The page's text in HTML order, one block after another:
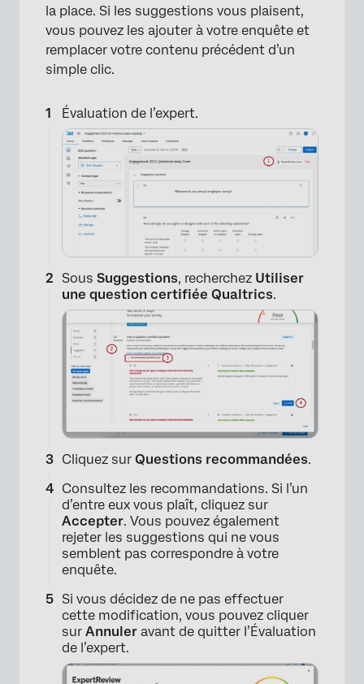
la place. Si les suggestions vous plaisent,
vous pouvez les ajouter à votre enquête et
remplacer votre contenu précédent d’un
simple clic.
Évaluation de l’expert.
Sous Suggestions, recherchez Utiliser
une question certifiée Qualtrics.
Cliquez sur Questions recommandées.
Consultez les recommandations. Si l’un
d’entre eux vous plaît, cliquez sur
Accepter. Vous pouvez également
rejeter les suggestions qui ne vous
semblent pas correspondre à votre
enquête.
Si vous décidez de ne pas effectuer
cette modification, vous pouvez cliquer
sur Annuler avant de quitter l’Évaluation
de l’expert.